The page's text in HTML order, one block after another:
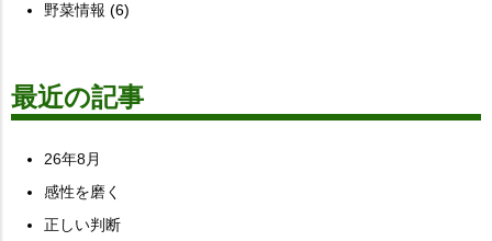
野菜情報 (6)
最近の記事
26年8月
感性を磨く
正しい判断